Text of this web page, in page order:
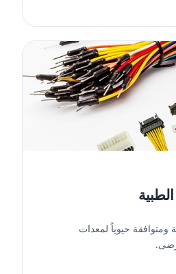
ومتوافقة حيوياً لمعدات